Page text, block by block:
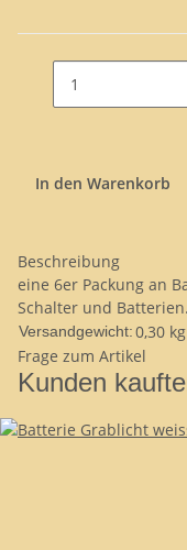
In den Warenkorb
Beschreibung
eine 6er Packung an
Schalter und Batterien.
Versandgewicht:0,30 kg
Frage zum Artikel
Kunden